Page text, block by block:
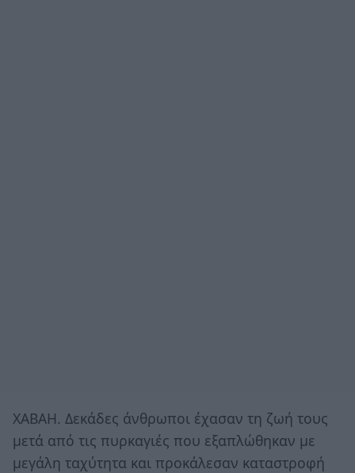
ΧΑΒΑΗ. Δεκάδες άνθρωποι έχασαν τη ζωή τους
μετά από τις πυρκαγιές που εξαπλώθηκαν με
μεγάλη ταχύτητα και προκάλεσαν καταστροφή